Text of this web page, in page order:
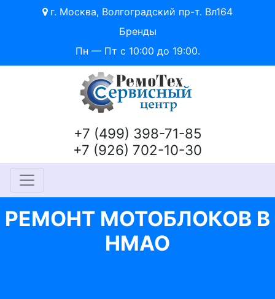
г. Москва, Волгоградский пр-т. Вл164
Бренды
Пн — Пт с 10:00 до 19:00.
+7 (499) 398-71-85
+7 (926) 702-10-30
РЕМОНТ МОТОБЛОКОВ В
НМАО